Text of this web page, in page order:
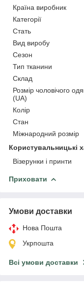
Країна виробник
Категорії
Стать
Вид виробу
Сезон
Тип тканини
Склад
Розмір чоловічого
(UA)
Колір
Стан
Міжнародний розмір
Користувальницькі
Візерунки і принти
Приховати
Умови доставки
Нова Пошта
Укрпошта
Всі умови доставки